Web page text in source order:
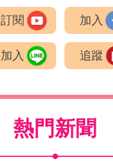
訂閱 加入
加入 追蹤
熱門新聞